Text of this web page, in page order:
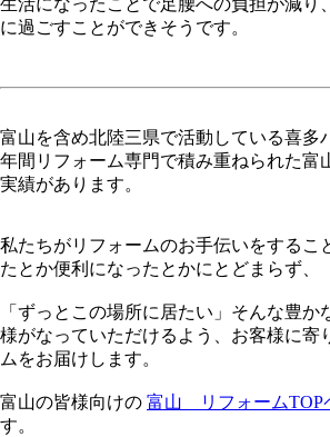
生活になったことで足腰への負担が減り
に過ごすことができそうです。
富山を含め北陸三県で活動している喜多
年間リフォーム専門で積み重ねられた富
実績があります。
私たちがリフォームのお手伝いをするこ
たとか便利になったとかにとどまらず、
「ずっとこの場所に居たい」そんな豊か
様がなっていただけるよう、お客様に寄
ムをお届けします。
富山の皆様向けの 富山 リフォームTOP
す。